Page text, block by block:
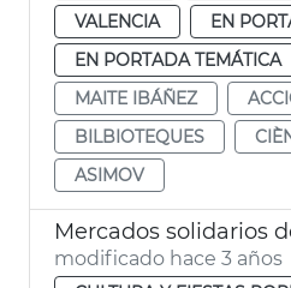
VALENCIA
EN
EN PORTADA TEMÁTICA
MAITE IBÁÑEZ
BILBIOTEQUES
ASIMOV
Mercados solidarios
modificado hace 3 años